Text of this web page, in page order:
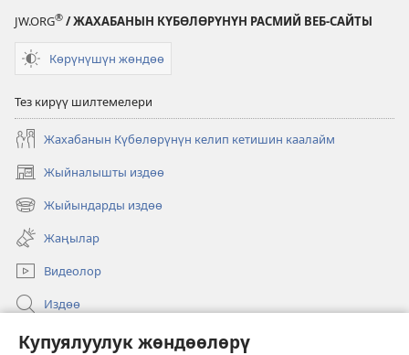
Купуялуулук жөндөөлөрү
Октябрь, 2010
JW.ORG® / ЖАХАБАНЫН КҮБӨЛӨРҮНҮН РАСМИЙ ВЕБ-САЙТЫ
Көрүнүшүн жөндөө
Тез кирүү шилтемелери
Жахабанын Күбөлөрүнүн келип кетишин каалайм
Жыйналышты издөө
(жаңы
терезе
ачат)
Жыйындарды издөө
(жаңы
терезе
ачат)
Жаңылар
Видеолор
Издөө
Бийлик өкүлдөрү үчүн маалымат